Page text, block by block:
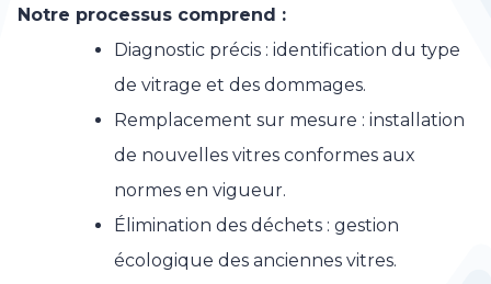
Notre processus comprend :
Diagnostic précis : identification du type
de vitrage et des dommages.
Remplacement sur mesure : installation
de nouvelles vitres conformes aux
normes en vigueur.
Élimination des déchets : gestion
écologique des anciennes vitres.